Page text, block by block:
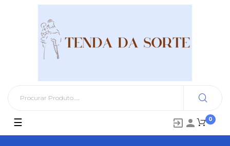
0
 
Toggle
navigation
☰